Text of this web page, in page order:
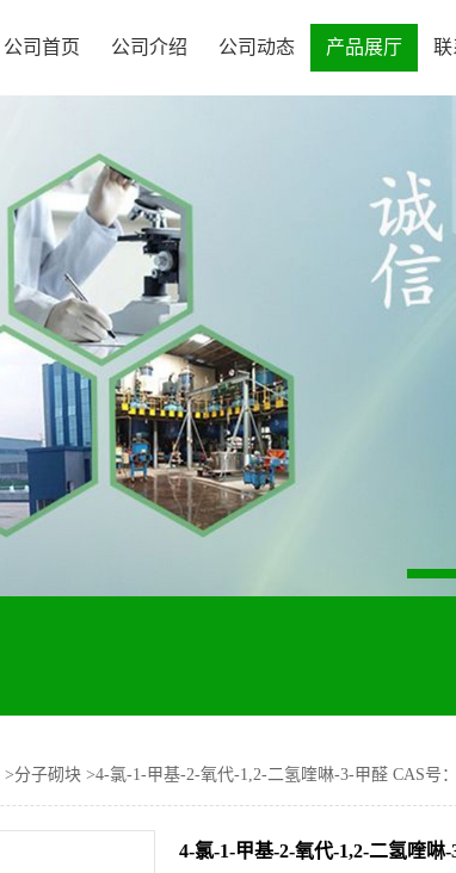
公司首页 公司介绍 公司动态 产品展厅 联
>分子砌块 >4-氯-1-甲基-2-氧代-1,2-二氢喹啉-3-甲醛 CAS号
4-氯-1-甲基-2-氧代-1,2-二氢喹啉